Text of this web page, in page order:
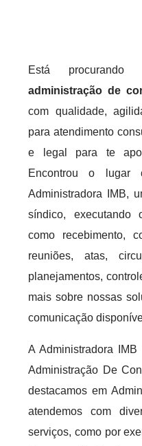
Está
administração de
com qualidade,
para atendimento
e legal para te
Encontrou o lugar
Administradora IMB,
síndico, executando
como recebimento,
reuniões, atas,
planejamentos,
mais sobre nossas
comunicação
A Administradora
Administração De
destacamos em
atendemos com
serviços, como por